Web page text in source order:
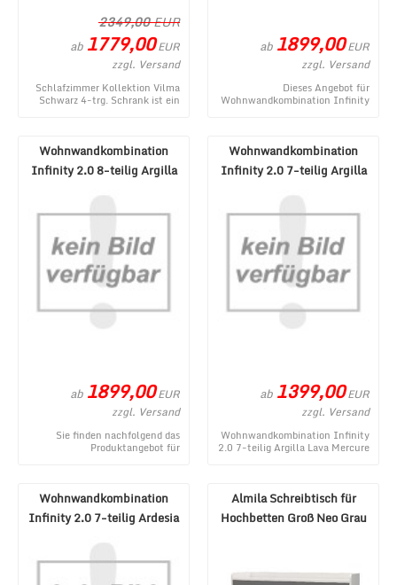
2349,00EUR
ab 1779,00EUR
zzgl. Versand
Schlafzimmer Kollektion Vilma
Schwarz 4-trg. Schrank ist ein
ab 1899,00EUR
zzgl. Versand
Dieses Angebot für
Wohnwandkombination Infinity
Wohnwandkombination
Infinity 2.0 8-teilig Argilla
ab 1899,00EUR
zzgl. Versand
Sie finden nachfolgend das
Produktangebot für
Wohnwandkombination
Infinity 2.0 7-teilig Argilla
ab 1399,00EUR
zzgl. Versand
Wohnwandkombination Infinity
2.0 7-teilig Argilla Lava Mercure
Wohnwandkombination
Infinity 2.0 7-teilig Ardesia
Almila Schreibtisch für
Hochbetten Groß Neo Grau